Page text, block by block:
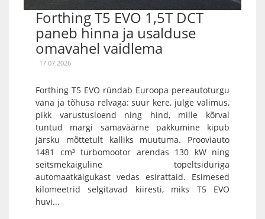
Forthing T5 EVO 1,5T DCT
paneb hinna ja usalduse
omavahel vaidlema
17.07.2026
Forthing T5 EVO ründab Euroopa pereautoturgu
vana ja tõhusa relvaga: suur kere, julge välimus,
pikk varustusloend ning hind, mille kõrval
tuntud margi samaväärne pakkumine kipub
järsku mõttetult kalliks muutuma. Prooviauto
1481 cm³ turbomootor arendas 130 kW ning
seitsmekäiguline topeltsiduriga
automaatkäigukast vedas esirattaid. Esimesed
kilomeetrid selgitavad kiiresti, miks T5 EVO
huvi...